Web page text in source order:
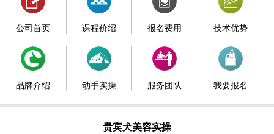
公司首页 课程价绍 报名费用 技术优势
品牌介绍 动手实操 服务团队 我要报名
贵宾犬美容实操